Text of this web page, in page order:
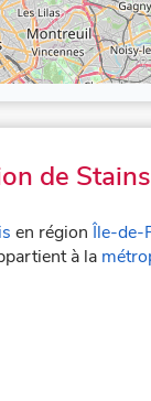
de Stains
en région Île-de-
à la